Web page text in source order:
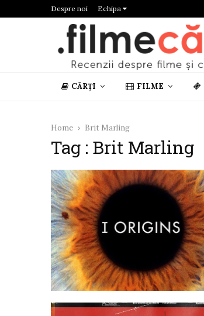
Despre noi Echipa
CĂRȚI FILME
Home Brit Marling
Tag : Brit Marling